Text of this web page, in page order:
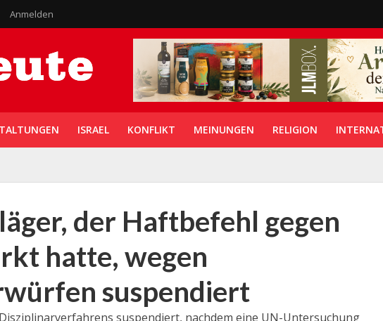
Anmelden
ISRAEL KONFLIKT MEINUNGEN RELIGION
der Haftbefehl gegen
hatte, wegen
suspendiert
suspendiert, nachdem eine UN-Untersuchung